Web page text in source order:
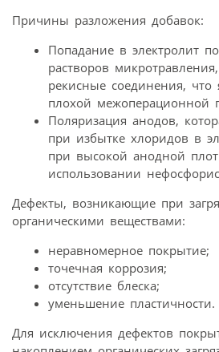
Причины разложения добавок:
Попадание в электролит
растворов
рекисные соединения, что
плохой межоперационной
Поляризация анодов,
при избытке хлоридов в
при высокой анодной
использовании
Дефекты, возникающие при
органическими веществами:
неравномерное покрытие;
точечная коррозия;
отсутствие блеска;
уменьшение пластичности.
Для исключения дефектов